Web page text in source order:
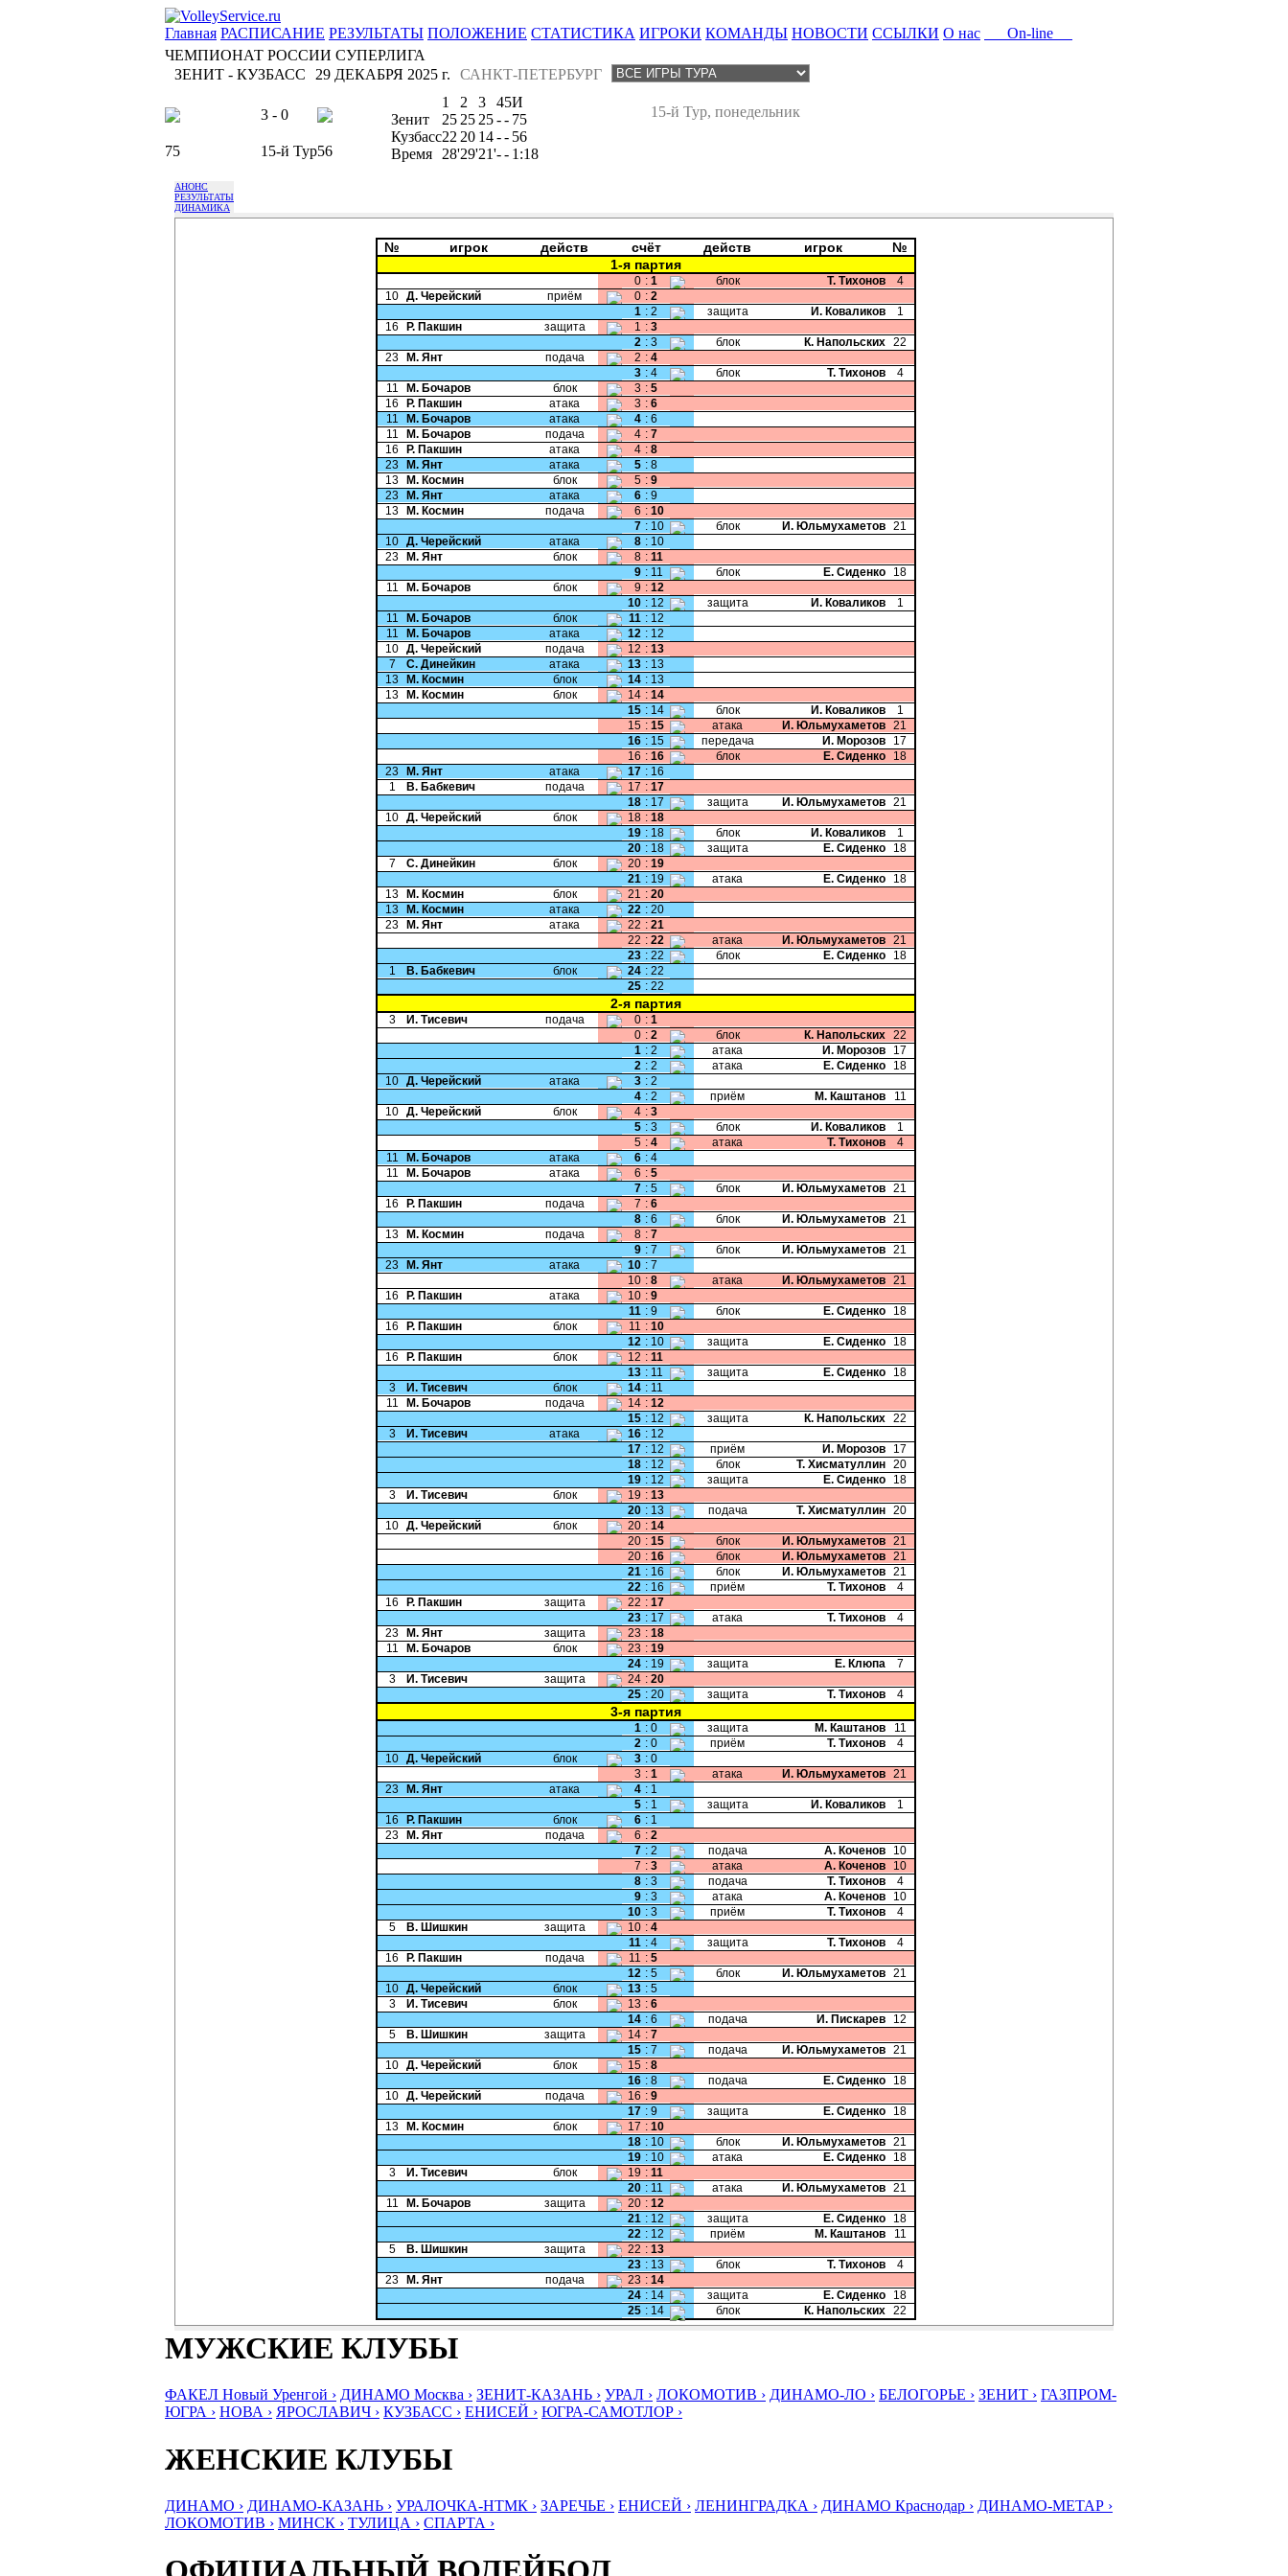
Главная РАСПИСАНИЕ РЕЗУЛЬТАТЫ ПОЛОЖЕНИЕ СТАТИСТИКА ИГРОКИ КОМАНДЫ НОВОСТИ ССЫЛКИ О нас
On-line
ЧЕМПИОНАТ РОССИИ СУПЕРЛИГА
ЗЕНИТ - КУЗБАСС
САНКТ-ПЕТЕРБУРГ
29 ДЕКАБРЯ 2025 г.
3 - 0
75 15-й Тур56
15-й Тур, понедельник
1 2 3 45И
Зенит
25 25 25-- 75
Кузбасс22 20 14-- 56
Время
28'29'21'-- 1:18
АНОНС
РЕЗУЛЬТАТЫ
ДИНАМИКА
№ игрок действ счёт действ игрок
№
1-я партия
0 : 1 блок Т. Тихонов
4
10 Д. Черейский приём 0 : 2
1 : 2 защита И. Коваликов
1
16
Р. Пакшин защита 1 : 3
2 : 3 блок К. Напольских 22
23
М. Янт подача 2 : 4
3 : 4 блок Т. Тихонов
4
11
М. Бочаров блок 3 : 5
16
Р. Пакшин атака 3 : 6
11
М. Бочаров атака 4 : 6
11
М. Бочаров подача 4 : 7
16
Р. Пакшин атака 4 : 8
23
М. Янт атака 5 : 8
13
М. Космин блок 5 : 9
23
М. Янт атака 6 : 9
13
М. Космин подача 6 : 10
7 : 10 блок И. Юльмухаметов 21
10 Д. Черейский атака 8 : 10
23
М. Янт блок 8 : 11
9 : 11 блок Е. Сиденко
18
11
М. Бочаров блок 9 : 12
10 : 12 защита И. Коваликов
1
11
М. Бочаров блок 11 : 12
11
М. Бочаров атака 12 : 12
10 Д. Черейский подача 12 : 13
7
С. Динейкин атака 13 : 13
13
М. Космин блок 14 : 13
13
М. Космин блок 14 : 14
15 : 14 блок И. Коваликов
1
15 : 15 атака И. Юльмухаметов 21
16 : 15 передача И. Морозов
17
16 : 16 блок Е. Сиденко
18
23
М. Янт атака 17 : 16
1
В. Бабкевич подача 17 : 17
18 : 17 защита И. Юльмухаметов 21
10 Д. Черейский блок 18 : 18
19 : 18 блок И. Коваликов
1
20 : 18 защита Е. Сиденко
18
7
С. Динейкин блок 20 : 19
21 : 19 атака Е. Сиденко
18
13
М. Космин блок 21 : 20
13
М. Космин атака 22 : 20
23
М. Янт атака 22 : 21
22 : 22 атака И. Юльмухаметов 21
23 : 22 блок Е. Сиденко
18
1
В. Бабкевич блок 24 : 22
25 : 22
2-я партия
3 И. Тисевич подача 0 : 1
0 : 2 блок К. Напольских 22
1 : 2 атака И. Морозов
17
2 : 2 атака Е. Сиденко
18
10 Д. Черейский атака 3 : 2
4 : 2 приём М. Каштанов
11
10 Д. Черейский блок 4 : 3
5 : 3 блок И. Коваликов
1
5 : 4 атака Т. Тихонов
4
11
М. Бочаров атака 6 : 4
11
М. Бочаров атака 6 : 5
7 : 5 блок И. Юльмухаметов 21
16
Р. Пакшин подача 7 : 6
8 : 6 блок И. Юльмухаметов 21
13
М. Космин подача 8 : 7
9 : 7 блок И. Юльмухаметов 21
23
М. Янт атака 10 : 7
10 : 8 атака И. Юльмухаметов 21
16
Р. Пакшин атака 10 : 9
11 : 9 блок Е. Сиденко
18
16
Р. Пакшин блок 11 : 10
12 : 10 защита Е. Сиденко
18
16
Р. Пакшин блок 12 : 11
13 : 11 защита Е. Сиденко
18
3
И. Тисевич блок 14 : 11
11
М. Бочаров подача 14 : 12
15 : 12 защита К. Напольских 22
3
И. Тисевич атака 16 : 12
17 : 12 приём И. Морозов
17
18 : 12 блок Т. Хисматуллин 20
19 : 12 защита Е. Сиденко
18
3
И. Тисевич блок 19 : 13
20 : 13 подача Т. Хисматуллин 20
10 Д. Черейский блок 20 : 14
20 : 15 блок И. Юльмухаметов 21
20 : 16 блок И. Юльмухаметов 21
21 : 16 блок И. Юльмухаметов 21
22 : 16 приём Т. Тихонов
4
16
Р. Пакшин защита 22 : 17
23 : 17 атака Т. Тихонов
4
23
М. Янт защита 23 : 18
11
М. Бочаров блок 23 : 19
24 : 19 защита Е. Клюпа
7
3
И. Тисевич защита 24 : 20
25 : 20 защита Т. Тихонов 4
3-я партия
1 : 0 защита М. Каштанов
11
2 : 0 приём Т. Тихонов
4
10 Д. Черейский блок 3 : 0
3 : 1 атака И. Юльмухаметов 21
23
М. Янт атака 4 : 1
5 : 1 защита И. Коваликов
1
16
Р. Пакшин блок 6 : 1
23
М. Янт подача 6 : 2
7 : 2 подача А. Коченов
10
7 : 3 атака А. Коченов
10
8 : 3 подача Т. Тихонов
4
9 : 3 атака А. Коченов
10
10 : 3 приём Т. Тихонов
4
5
В. Шишкин защита 10 : 4
11 : 4 защита Т. Тихонов
4
16
Р. Пакшин подача 11 : 5
12 : 5 блок И. Юльмухаметов 21
10 Д. Черейский блок 13 : 5
3
И. Тисевич блок 13 : 6
14 : 6 подача И. Пискарев
12
5
В. Шишкин защита 14 : 7
15 : 7 подача И. Юльмухаметов 21
10 Д. Черейский блок 15 : 8
16 : 8 подача Е. Сиденко
18
10 Д. Черейский подача 16 : 9
17 : 9 защита Е. Сиденко
18
13
М. Космин блок 17 : 10
18 : 10 блок И. Юльмухаметов 21
19 : 10 атака Е. Сиденко
18
3
И. Тисевич блок 19 : 11
20 : 11 атака И. Юльмухаметов 21
11
М. Бочаров защита 20 : 12
21 : 12 защита Е. Сиденко
18
22 : 12 приём М. Каштанов
11
5
В. Шишкин защита 22 : 13
23 : 13 блок Т. Тихонов
4
23
М. Янт подача 23 : 14
24 : 14 защита Е. Сиденко
18
25 : 14 блок К. Напольских 22
МУЖСКИЕ КЛУБЫ
ФАКЕЛ Новый Уренгой › ДИНАМО Москва › ЗЕНИТ-КАЗАНЬ › УРАЛ › ЛОКОМОТИВ › ДИНАМО-ЛО › БЕЛОГОРЬЕ › ЗЕНИТ › ГАЗПРОМ-
ЮГРА › НОВА › ЯРОСЛАВИЧ › КУЗБАСС › ЕНИСЕЙ › ЮГРА-САМОТЛОР ›
ЖЕНСКИЕ КЛУБЫ
ДИНАМО › ДИНАМО-КАЗАНЬ › УРАЛОЧКА-НТМК › ЗАРЕЧЬЕ › ЕНИСЕЙ › ЛЕНИНГРАДКА › ДИНАМО Краснодар › ДИНАМО-МЕТАР ›
ЛОКОМОТИВ › МИНСК › ТУЛИЦА › СПАРТА ›